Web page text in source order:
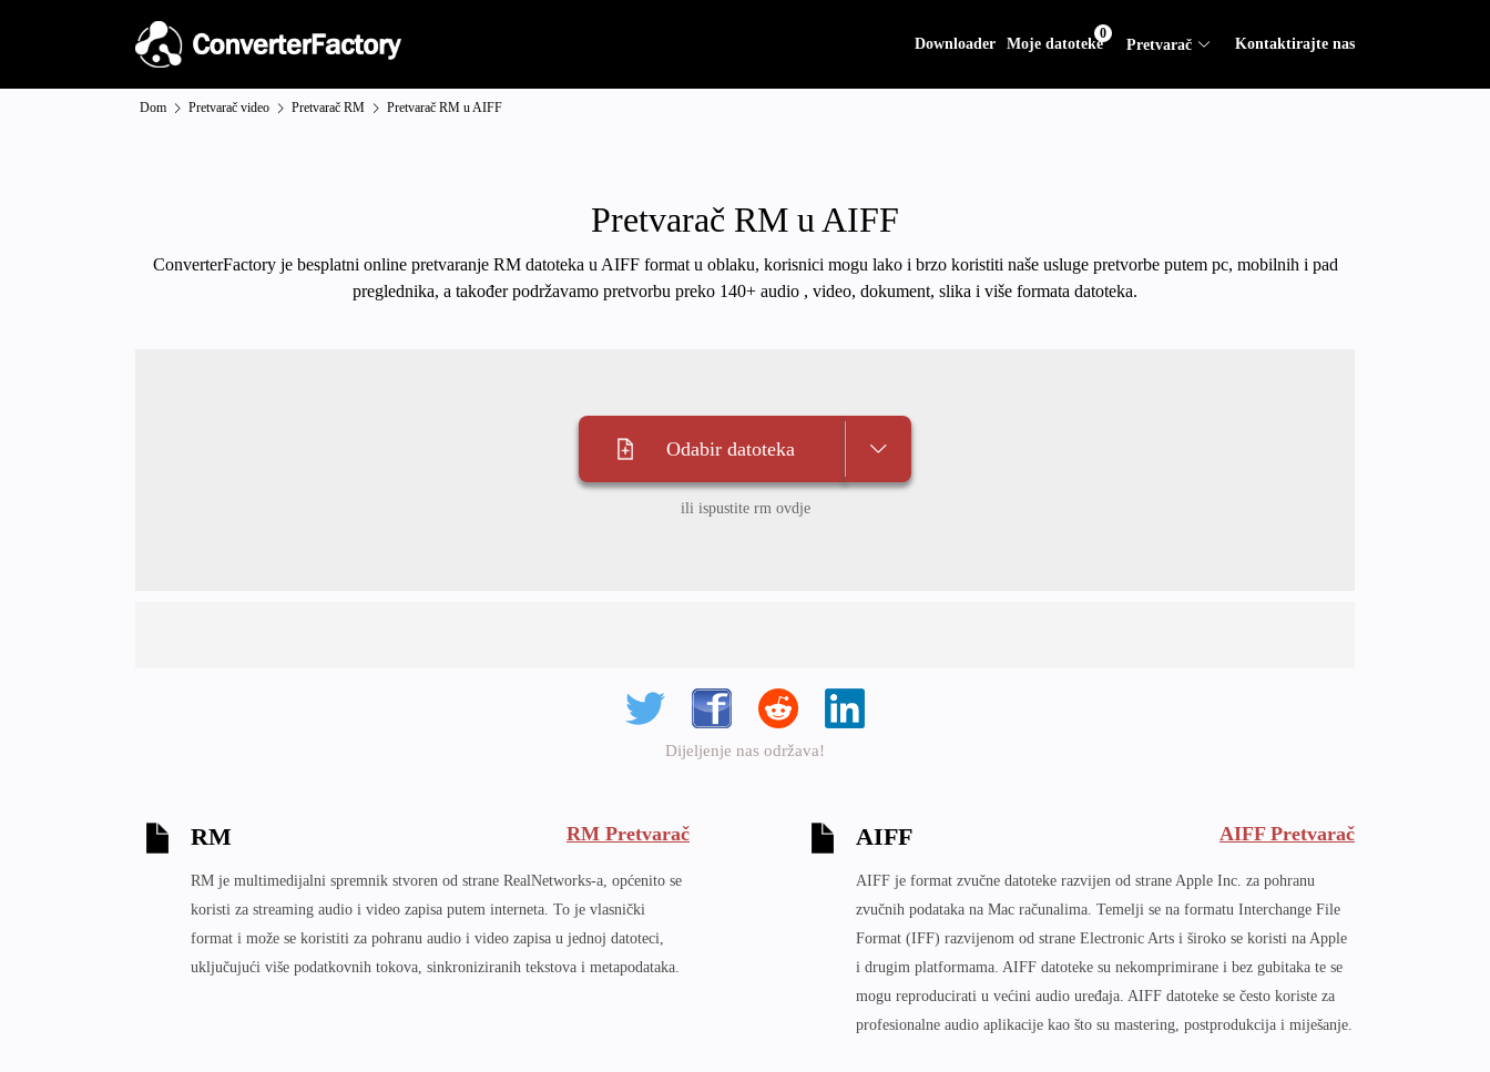
Downloader Moje datoteke
0
Pretvarač Kontaktirajte nas
Dom Pretvarač video Pretvarač RM Pretvarač RM u AIFF
Pretvarač RM u AIFF
ConverterFactory je besplatni online pretvaranje RM datoteka u AIFF format u oblaku, korisnici mogu lako i brzo koristiti naše usluge pretvorbe putem pc, mobilnih i pad
preglednika, a također podržavamo pretvorbu preko 140+ audio , video, dokument, slika i više formata datoteka.
Odabir datoteka
ili ispustite rm ovdje
Dijeljenje nas održava!
RM RM Pretvarač
RM je multimedijalni spremnik stvoren od strane RealNetworks-a, općenito se
koristi za streaming audio i video zapisa putem interneta. To je vlasnički
format i može se koristiti za pohranu audio i video zapisa u jednoj datoteci,
uključujući više podatkovnih tokova, sinkroniziranih tekstova i metapodataka.
AIFF AIFF Pretvarač
AIFF je format zvučne datoteke razvijen od strane Apple Inc. za pohranu
zvučnih podataka na Mac računalima. Temelji se na formatu Interchange File
Format (IFF) razvijenom od strane Electronic Arts i široko se koristi na Apple
i drugim platformama. AIFF datoteke su nekomprimirane i bez gubitaka te se
mogu reproducirati u većini audio uređaja. AIFF datoteke se često koriste za
profesionalne audio aplikacije kao što su mastering, postprodukcija i miješanje.